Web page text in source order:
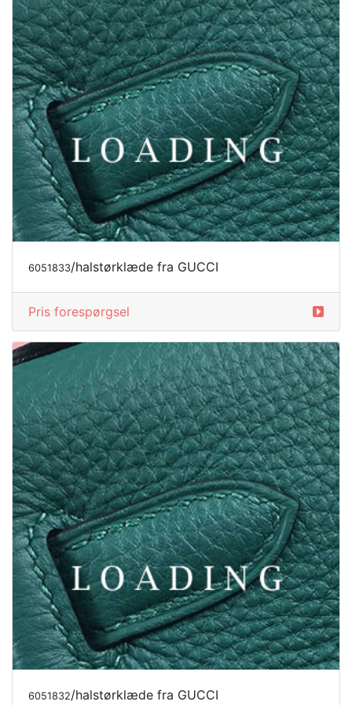
6051833/halstørklæde fra GUCCI
Pris forespørgsel
6051832/halstørklæde fra GUCCI